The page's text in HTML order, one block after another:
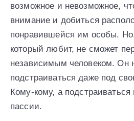
возможное и невозможное,
внимание и добиться
понравившейся им особы.
который любит, не сможет
независимым человеком. Он
подстраиваться даже под
Кому-кому, а подстраиваться
пассии.